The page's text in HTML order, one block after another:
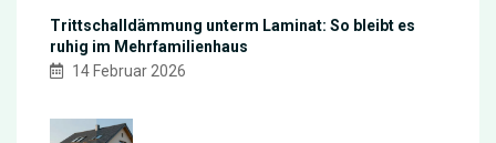
Trittschalldämmung unterm Laminat: So bleibt es
ruhig im Mehrfamilienhaus
14 Februar 2026